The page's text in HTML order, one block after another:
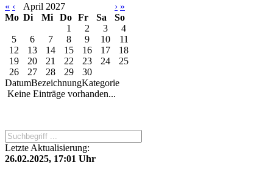
« ‹ April 2027 › »
Mo Di Mi Do Fr Sa
So
1
2 3
4
5
6 7 8 9 10
11
12
13 14 15 16 17
18
19
20 21 22 23 24
25
26
27 28 29
30
DatumBezeichnungKategorie
Keine Einträge vorhanden...
Letzte Aktualisierung:
26.02.2025, 17:01 Uhr